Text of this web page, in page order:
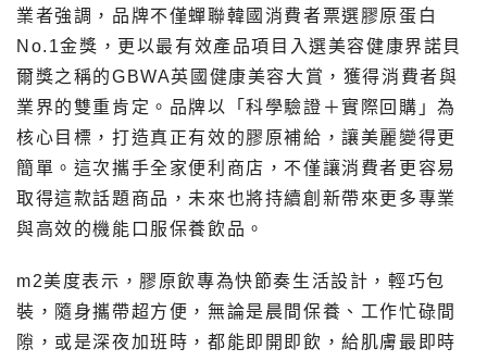
業者強調，品牌不僅蟬聯韓國消費者票選膠原蛋白
No.1金獎，更以最有效產品項目入選美容健康界諾貝
爾獎之稱的GBWA英國健康美容大賞，獲得消費者與
業界的雙重肯定。品牌以「科學驗證＋實際回購」為
核心目標，打造真正有效的膠原補給，讓美麗變得更
簡單。這次攜手全家便利商店，不僅讓消費者更容易
取得這款話題商品，未來也將持續創新帶來更多專業
與高效的機能口服保養飲品。
m2美度表示，膠原飲專為快節奏生活設計，輕巧包
裝，隨身攜帶超方便，無論是晨間保養、工作忙碌間
隙，或是深夜加班時，都能即開即飲，給肌膚最即時